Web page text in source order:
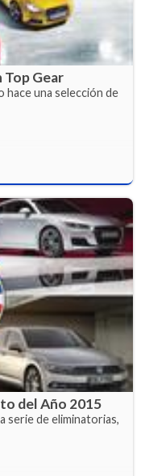
Top Gear
una selección de
del Año 2015
serie de eliminatorias,